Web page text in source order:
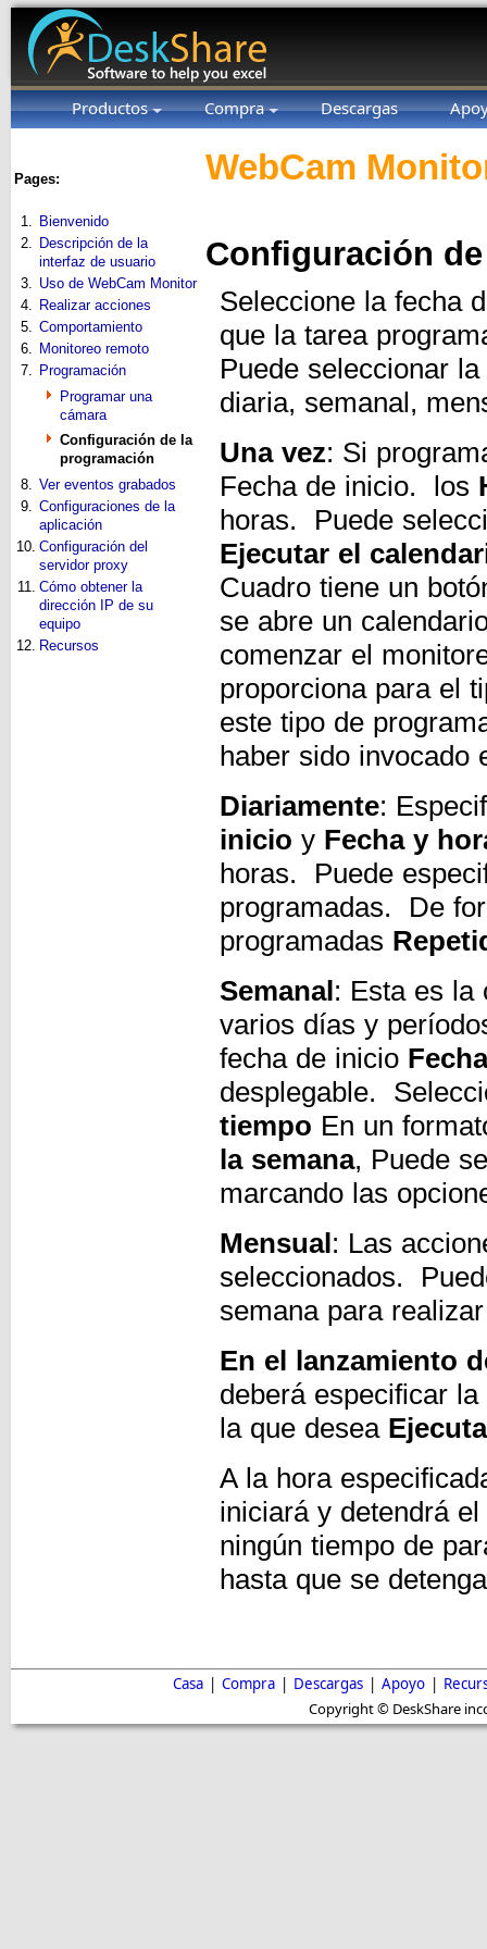
Productos Compra Descargas
Pages:
1. Bienvenido
2. Descripción de la
interfaz de usuario
3. Uso de WebCam Monitor
4. Realizar acciones
5. Comportamiento
6. Monitoreo remoto
7. Programación
Programar una
cámara
Configuración de la
programación
8. Ver eventos grabados
9. Configuraciones de la
aplicación
10. Configuración del
servidor proxy
11. Cómo obtener la
dirección IP de su
equipo
12. Recursos
WebCam
Configuración
Seleccione la fecha
que la tarea
Puede seleccionar
diaria, semanal,
Una vez: Si
Fecha de inicio. los
horas. Puede
Ejecutar el
Cuadro tiene un
se abre un
comenzar el
proporciona para el
este tipo de
haber sido
Diariamente:
inicio y Fecha y
horas. Puede
programadas. De
programadas
Semanal : Esta es la
varios días y
fecha de inicio
desplegable.
tiempo En un
la semana, Puede
marcando las
Mensual : Las
seleccionados.
semana para
En el lanzamiento
deberá especificar la
la que desea
A la hora
iniciará y detendrá
ningún tiempo de
hasta que se
Casa | Compra | Descargas | Apoyo |
Copyright © DeskShare